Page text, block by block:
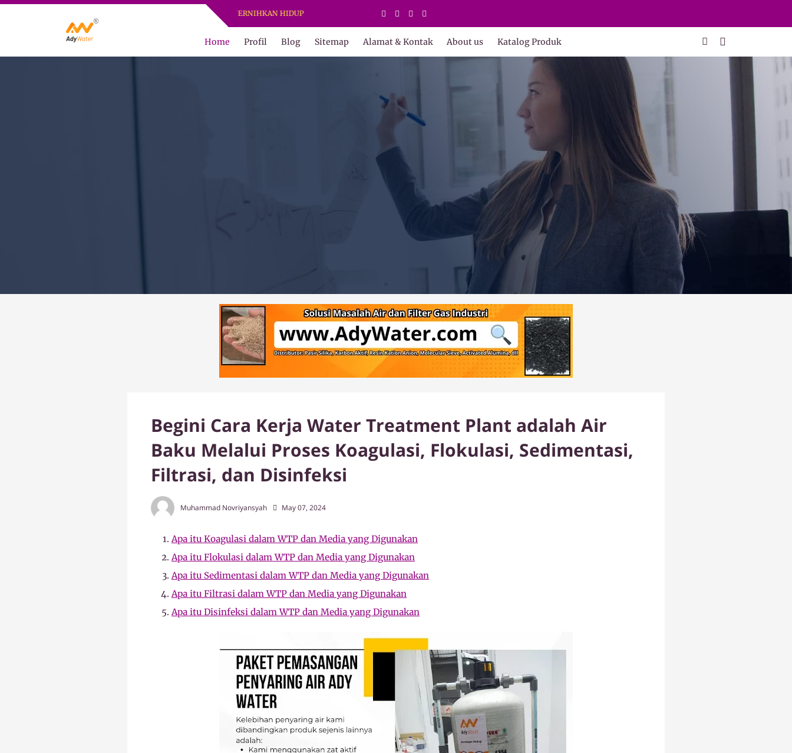
ADY WATER | JERNIHKAN HIDUP
Home Profil Blog Sitemap Alamat & Kontak About us Katalog Produk
Begini Cara Kerja Water Treatment Plant adalah Air
Baku Melalui Proses Koagulasi, Flokulasi, Sedimentasi,
Filtrasi, dan Disinfeksi
Muhammad Novriyansyah May 07, 2024
Apa itu Koagulasi dalam WTP dan Media yang Digunakan
Apa itu Flokulasi dalam WTP dan Media yang Digunakan
Apa itu Sedimentasi dalam WTP dan Media yang Digunakan
Apa itu Filtrasi dalam WTP dan Media yang Digunakan
Apa itu Disinfeksi dalam WTP dan Media yang Digunakan